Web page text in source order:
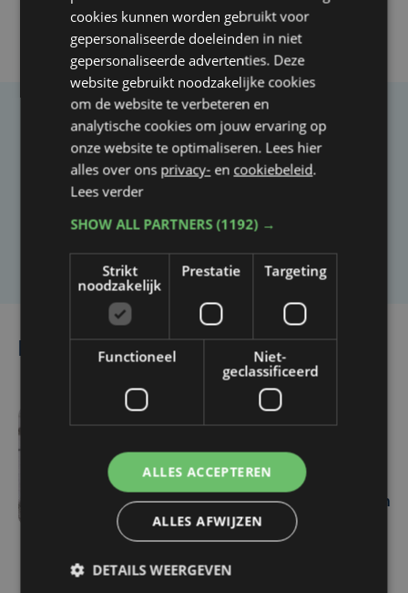
Taalfout opgemerkt?
Heb je een taal- of schrijffout opgemerkt in dit
Lees ook
Bij storm Goretti wordt
het uitkijken op drie
fronten: sneeuw, regen en
wind, aan de kust nemen
ze maatregelen
cookies kunnen worden gebruikt voor
gepersonaliseerde doeleinden in niet
gepersonaliseerde advertenties. Deze
website gebruikt noodzakelijke cookies
om de website te verbeteren en
analytische cookies om jouw ervaring op
onze website te optimaliseren. Lees hier
alles over ons privacy- en cookiebeleid.
Lees verder
SHOW ALL PARTNERS(1192) →
Strikt
noodzakelijk
Prestatie Targeting
Functioneel
Niet-
geclassificeerd
ALLES ACCEPTEREN
ALLES AFWIJZEN
DETAILS WEERGEVEN